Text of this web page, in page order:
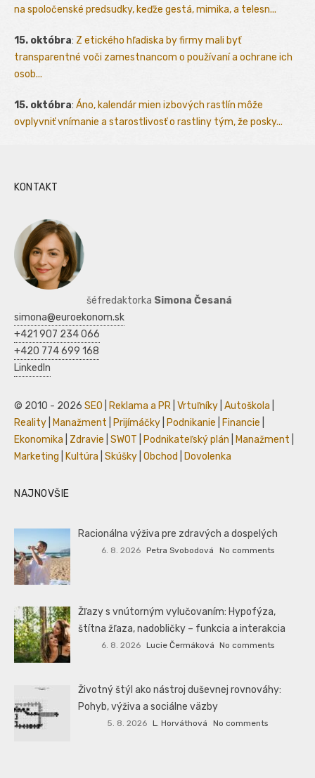
na spoločenské predsudky, keďže gestá, mimika, a telesn...
15. októbra: Z etického hľadiska by firmy mali byť
transparentné voči zamestnancom o používaní a ochrane ich
osob...
15. októbra: Áno, kalendár mien izbových rastlín môže
ovplyvniť vnímanie a starostlivosť o rastliny tým, že posky...
KONTAKT
šéfredaktorka Simona Česaná
simona@euroekonom.sk
+421 907 234 066
+420 774 699 168
LinkedIn
© 2010 - 2026 SEO Reklama a PR Vrtuľníky Autoškola
Reality
Manažment Prijímáčky Podnikanie Financie
Ekonomika
Zdravie SWOT Podnikateľský plán Manažment
Marketing
Kultúra Skúšky Obchod Dovolenka
NAJNOVŠIE
Racionálna výživa pre zdravých a dospelých
6. 8. 2026 Petra Svobodová No comments
Žľazy s vnútorným vylučovaním: Hypofýza,
štítna žľaza, nadobličky – funkcia a interakcia
6. 8. 2026 Lucie Čermáková No comments
Životný štýl ako nástroj duševnej rovnováhy:
Pohyb, výživa a sociálne väzby
5. 8. 2026 L. Horváthová No comments